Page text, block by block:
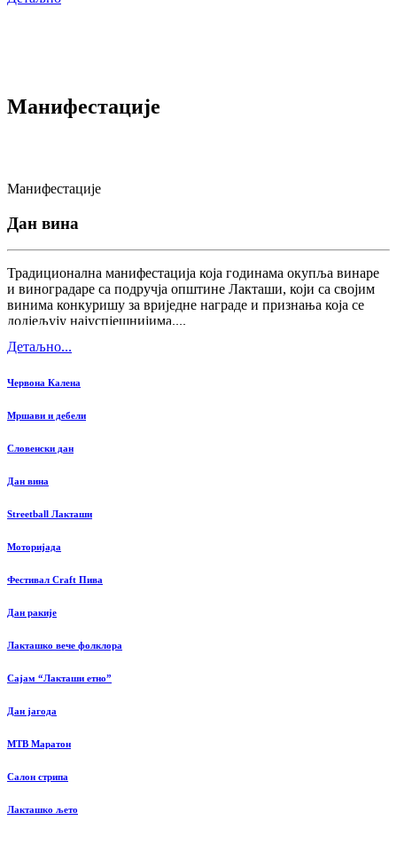
Манифестације
Манифестације
Дан вина
Традиционална манифестација која годинама окупља винаре
и виноградаре са подручја општине Лакташи, који са својим
винима конкуришу за вриједне награде и признања која се
додјељују најуспјешнијима....
Детаљно...
Червона Калена
Мршави и дебели
Словенски дан
Дан вина
Streetball Лакташи
Моторијада
Фестивал Craft Пива
Дан ракије
Лакташко вече фолклора
Сајам “Лакташи етно”
Дан јагода
MTB Маратон
Салон стрипа
Лакташко љето